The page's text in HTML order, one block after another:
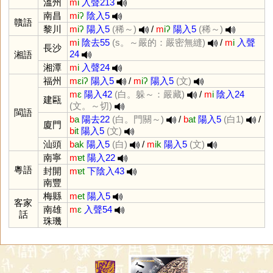
溫州 mi 入聲213
贛語
南昌 miʔ 陰入5
黎川
miʔ 陽入5 (稀～) / miʔ 陽入5 (稀～)
湘語
長沙
mi 陰去55 (s。～嚴的：嚴密無縫) / mi 入聲
24
湘潭
mi 入聲24
閩語
福州 mɛiʔ 陽入5 / miʔ 陽入5 (文)
建甌
mɛ 陽入42 (白。躲～：嚴藏) / mi 陰入24
(文。～切)
廈門
ba 陽去22 (白。門關～) / bat 陽入5 (白1)
/
bit 陽入5 (文)
汕頭
bak 陽入5 (白) / mik 陽入5 (文)
粵語
南寧 mɐt 陽入22
封開
南豐
mɐt 下陰入43
客家
話
梅縣 met 陽入5
南雄
珠璣
mɛ 入聲54